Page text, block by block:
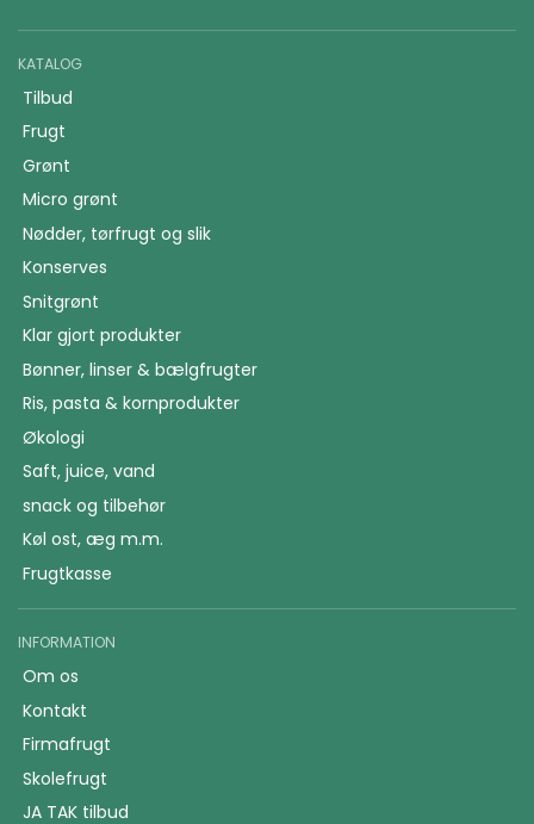
KATALOG
Tilbud
Frugt
Grønt
Micro grønt
Nødder, tørfrugt og slik
Konserves
Snitgrønt
Klar gjort produkter
Bønner, linser & bælgfrugter
Ris, pasta & kornprodukter
Økologi
Saft, juice, vand
snack og tilbehør
Køl ost, æg m.m.
Frugtkasse
INFORMATION
Om os
Kontakt
Firmafrugt
Skolefrugt
JA TAK tilbud